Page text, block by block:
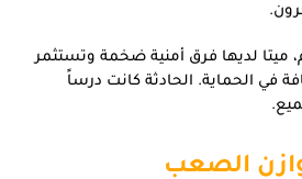
ميتا لديها فرق أمنية ضخمة وتستثمر
في الحماية. الحادثة كانت درساً
الصعب